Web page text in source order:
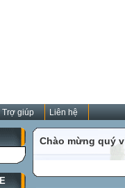
Trợ giúp Liên hệ
Chào mừng quý